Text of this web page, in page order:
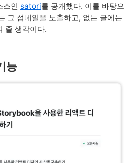
스인 satori를 공개했다. 이를 바탕으
그 섬네일을 노출하고, 없는 글에는
줄 생각이다.
능